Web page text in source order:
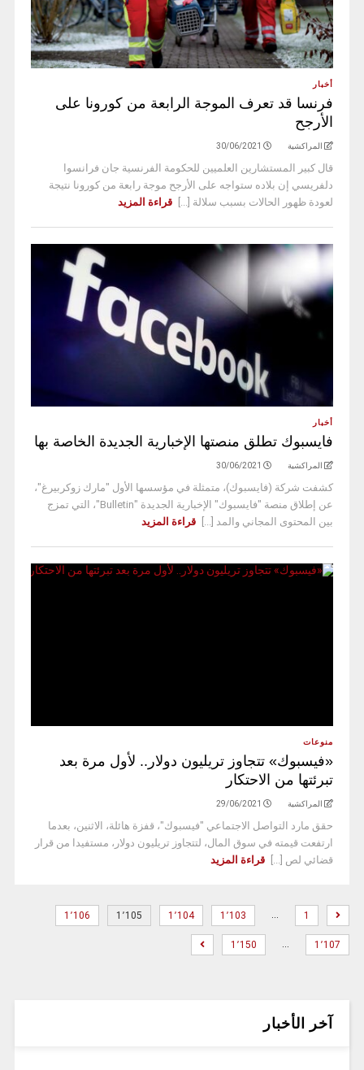
أخبار
فرنسا قد تعرف الموجة الرابعة من كورونا على
الأرجح
المراكشية 30/06/2021
قال كبير المستشارين العلميين للحكومة الفرنسية جان فرانسوا
دلفريسي إن بلاده ستواجه على الأرجح موجة رابعة من كورونا نتيجة
لعودة ظهور الحالات بسبب سلالة [...]
قراءة المزيد
أخبار
فايسبوك تطلق منصتها الإخبارية الجديدة الخاصة بها
المراكشية 30/06/2021
كشفت شركة (فايسبوك)، متمثلة في مؤسسها الأول "مارك زوكربيرغ"،
عن إطلاق منصة "فايسبوك" الإخبارية الجديدة "Bulletin"، التي تمزج
بين المحتوى المجاني والمد [...]
قراءة المزيد
منوعات
«فيسبوك» تتجاوز تريليون دولار.. لأول مرة بعد
تبرئتها من الاحتكار
المراكشية 29/06/2021
حقق مارد التواصل الاجتماعي "فيسبوك"، قفزة هائلة، الاثنين، بعدما
ارتفعت قيمته في سوق المال، لتتجاوز تريليون دولار، مستفيدا من قرار
قضائي لص [...]
قراءة المزيد
1
… 1٬103 1٬104 1٬105 1٬106
1٬107 … 1٬150
آخر الأخبار